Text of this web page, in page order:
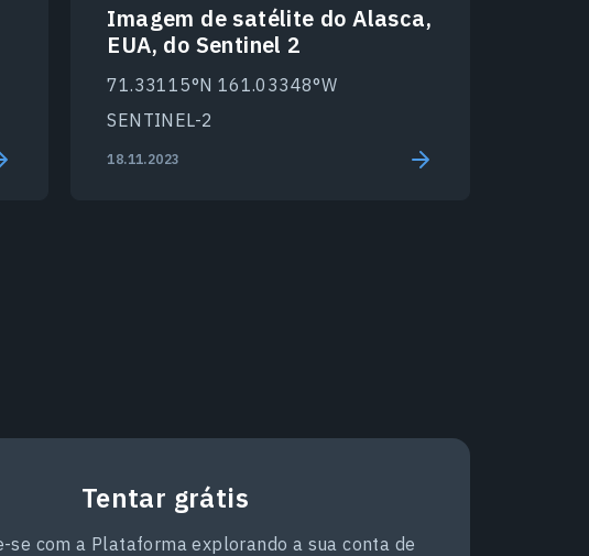
Imagem de satélite do Alasca,
EUA, do Sentinel 2
71.33115°N 161.03348°W
SENTINEL-2
18.11.2023
Tentar grátis
se com a Plataforma explorando a sua conta de